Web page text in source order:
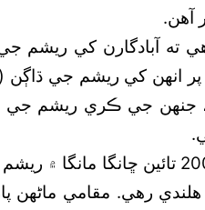
آهن.
ته آبادگارن کي
انهن کي ريشم جي
جنهن جي ڪري ريشم
ورهاڱي کانپوءِ 2005 تائين
رهي. مقامي ماڻهن